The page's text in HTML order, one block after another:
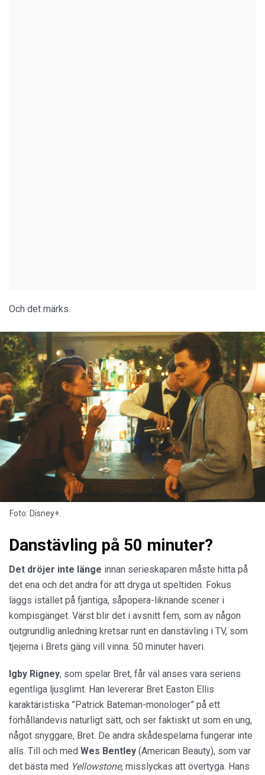
Och det märks.
Foto: Disney+.
Danstävling på 50 minuter?
Det dröjer inte länge innan serieskaparen måste hitta på
det ena och det andra för att dryga ut speltiden. Fokus
läggs istället på fjantiga, såpopera-liknande scener i
kompisgänget. Värst blir det i avsnitt fem, som av någon
outgrundlig anledning kretsar runt en danstävling i TV, som
tjejerna i Brets gäng vill vinna. 50 minuter haveri.
Igby Rigney, som spelar Bret, får väl anses vara seriens
egentliga ljusglimt. Han levererar Bret Easton Ellis
karaktäristiska ”Patrick Bateman-monologer” på ett
förhållandevis naturligt sätt, och ser faktiskt ut som en ung,
något snyggare, Bret. De andra skådespelarna fungerar inte
alls. Till och med Wes Bentley (American Beauty), som var
det bästa med Yellowstone, misslyckas att övertyga. Hans